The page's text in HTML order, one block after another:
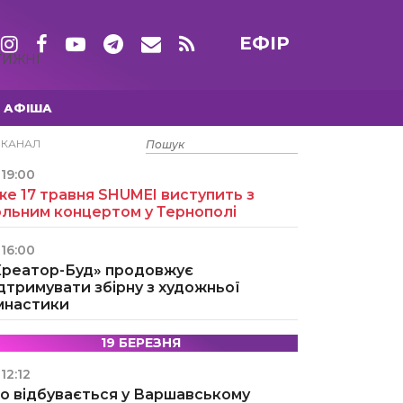
ЕФІР
АФІША
15 ТРАВНЯ
19:00
17 травня SHUMEI виступить з
концертом у Тернополі
16:00
Буд» продовжує
збірну з художньої
19 БЕРЕЗНЯ
12:12
відбувається у Варшавському